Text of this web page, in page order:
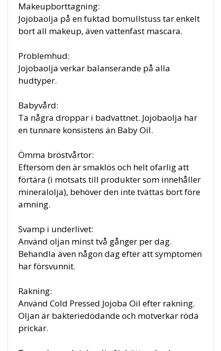
Makeupborttagning:
Jojobaolja på en fuktad bomullstuss tar enkelt
bort all makeup, även vattenfast mascara.
Problemhud:
Jojobaolja verkar balanserande på alla
hudtyper.
Babyvård:
Ta några droppar i badvattnet. Jojobaolja har
en tunnare konsistens än Baby Oil.
Ömma bröstvårtor:
Eftersom den är smaklös och helt ofarlig att
förtära (i motsats till produkter som innehåller
mineralolja), behöver den inte tvättas bort före
amning.
Svamp i underlivet:
Använd oljan minst två gånger per dag.
Behandla även någon dag efter att symptomen
har försvunnit.
Rakning:
Använd Cold Pressed Jojoba Oil efter rakning.
Oljan är bakteriedödande och motverkar röda
prickar.